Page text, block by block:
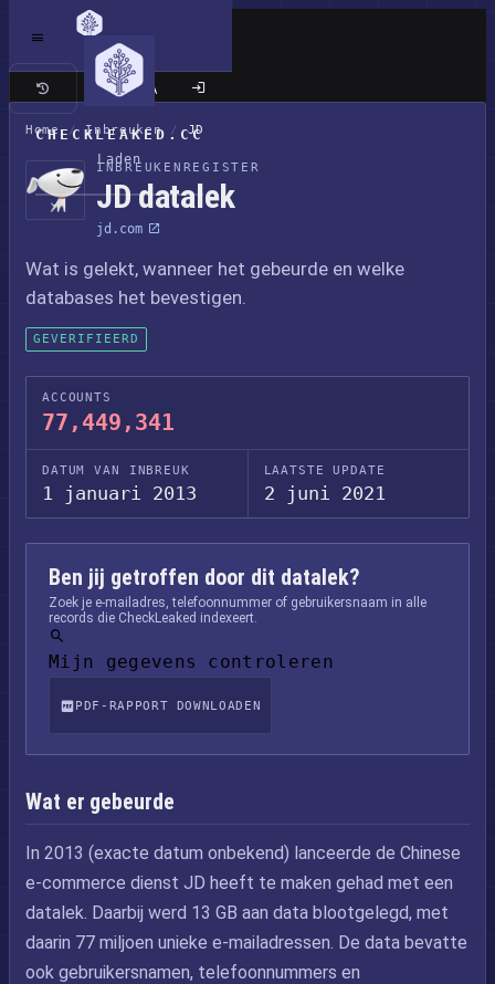
CHECKLEAKED.CC
Laden
Klassieke site
Home / Inbreuken / JD
INBREUKENREGISTER
JD datalek
jd.com
Wat is gelekt, wanneer het gebeurde en welke
databases het bevestigen.
GEVERIFIEERD
ACCOUNTS
77,449,341
DATUM VAN INBREUK
1 januari 2013
LAATSTE UPDATE
2 juni 2021
Ben jij getroffen door dit datalek?
Zoek je e-mailadres, telefoonnummer of gebruikersnaam in alle
records die CheckLeaked indexeert.
Mijn gegevens controleren
PDF-RAPPORT DOWNLOADEN
Wat er gebeurde
In 2013 (exacte datum onbekend) lanceerde de Chinese
e-commerce dienst JD heeft te maken gehad met een
datalek. Daarbij werd 13 GB aan data blootgelegd, met
daarin 77 miljoen unieke e-mailadressen. De data bevatte
ook gebruikersnamen, telefoonnummers en